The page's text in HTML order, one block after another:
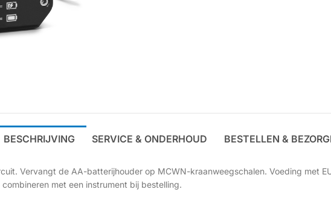
BESCHRIJVING SERVICE & ONDERHOUD BESTELLEN &
Vervangt de AA-batterijhouder op MCWN-kraanweegschalen. Voeding met
met een instrument bij bestelling.